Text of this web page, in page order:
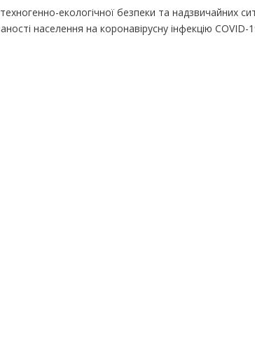
екологічної безпеки та надзвичайних
населення на коронавірусну інфекцію COVID-